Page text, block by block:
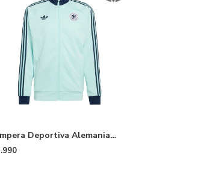
Deportiva Alemania
- Light Blue